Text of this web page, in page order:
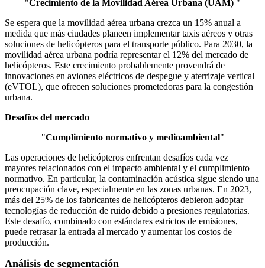
"Crecimiento de la Movilidad Aérea Urbana (UAM) "
Se espera que la movilidad aérea urbana crezca un 15% anual a
medida que más ciudades planeen implementar taxis aéreos y otras
soluciones de helicópteros para el transporte público. Para 2030, la
movilidad aérea urbana podría representar el 12% del mercado de
helicópteros. Este crecimiento probablemente provendrá de
innovaciones en aviones eléctricos de despegue y aterrizaje vertical
(eVTOL), que ofrecen soluciones prometedoras para la congestión
urbana.
Desafíos del mercado
"Cumplimiento normativo y medioambiental"
Las operaciones de helicópteros enfrentan desafíos cada vez
mayores relacionados con el impacto ambiental y el cumplimiento
normativo. En particular, la contaminación acústica sigue siendo una
preocupación clave, especialmente en las zonas urbanas. En 2023,
más del 25% de los fabricantes de helicópteros debieron adoptar
tecnologías de reducción de ruido debido a presiones regulatorias.
Este desafío, combinado con estándares estrictos de emisiones,
puede retrasar la entrada al mercado y aumentar los costos de
producción.
Análisis de segmentación